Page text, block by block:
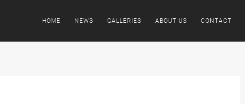
HOME NEWS GALLERIES ABOUT US CONTACT